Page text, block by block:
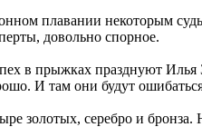
плавании некоторым
довольно спорное.
в прыжках празднуют
И там они будут
золотых, серебро и